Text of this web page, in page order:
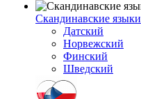
Скандинавские языки
Датский
Норвежский
Финский
Шведский